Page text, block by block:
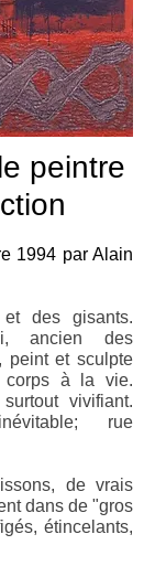
peintre
1994 par Alain
des gisants.
ancien des
peint et sculpte
corps à la vie.
vivifiant.
rue
de vrais
dans de "gros
étincelants,